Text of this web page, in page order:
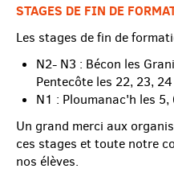
STAGES DE FIN DE
Les stages de fin de
N2- N3 : Bécon les
Pentecôte les 22, 23,
N1 : Ploumanac'h les
Un grand merci aux
ces stages et toute notre
nos élèves.